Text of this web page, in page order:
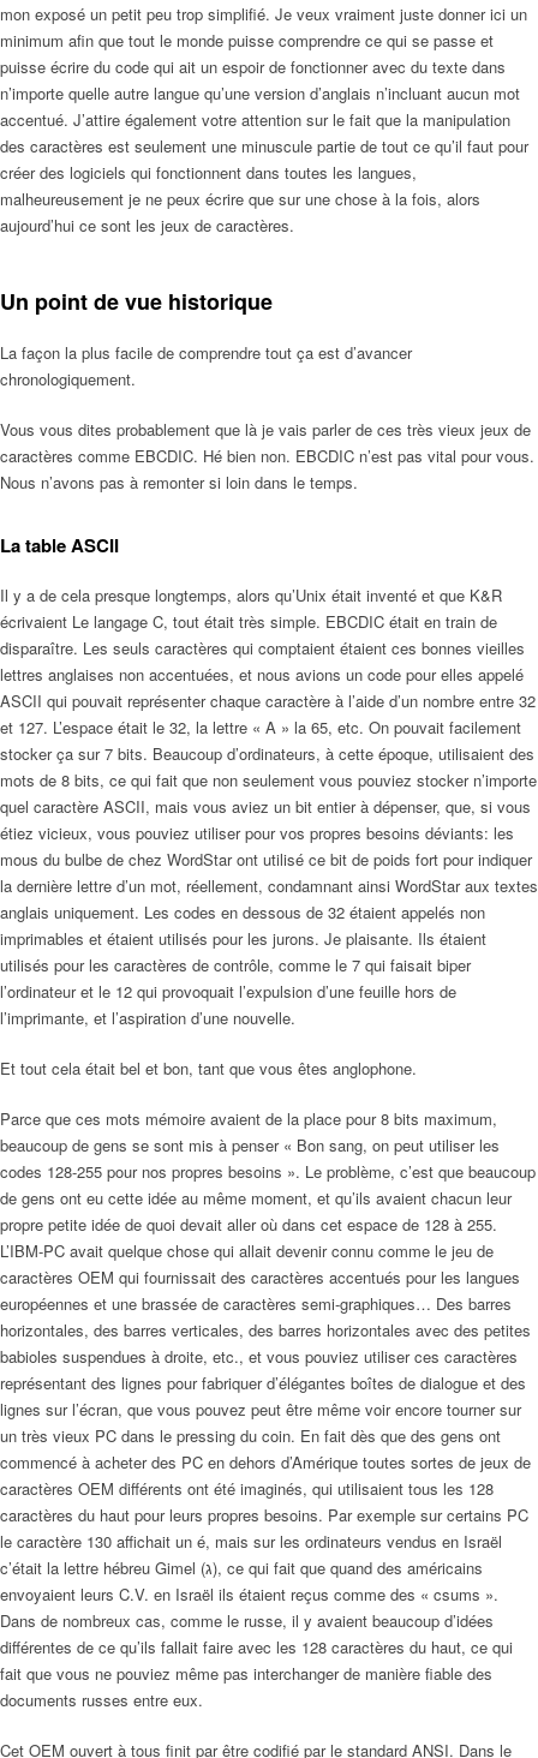
mon exposé un petit peu trop simplifié. Je veux vraiment juste donner ici un
minimum afin que tout le monde puisse comprendre ce qui se passe et
puisse écrire du code qui ait un espoir de fonctionner avec du texte dans
n’importe quelle autre langue qu’une version d’anglais n’incluant aucun mot
accentué. J’attire également votre attention sur le fait que la manipulation
des caractères est seulement une minuscule partie de tout ce qu’il faut pour
créer des logiciels qui fonctionnent dans toutes les langues,
malheureusement je ne peux écrire que sur une chose à la fois, alors
aujourd’hui ce sont les jeux de caractères.
Un point de vue historique
La façon la plus facile de comprendre tout ça est d’avancer
chronologiquement.
Vous vous dites probablement que là je vais parler de ces très vieux jeux de
caractères comme EBCDIC. Hé bien non. EBCDIC n’est pas vital pour vous.
Nous n’avons pas à remonter si loin dans le temps.
La table ASCII
Il y a de cela presque longtemps, alors qu’Unix était inventé et que K&R
écrivaient Le langage C, tout était très simple. EBCDIC était en train de
disparaître. Les seuls caractères qui comptaient étaient ces bonnes vieilles
lettres anglaises non accentuées, et nous avions un code pour elles appelé
ASCII qui pouvait représenter chaque caractère à l’aide d’un nombre entre 32
et 127. L’espace était le 32, la lettre « A » la 65, etc. On pouvait facilement
stocker ça sur 7 bits. Beaucoup d’ordinateurs, à cette époque, utilisaient des
mots de 8 bits, ce qui fait que non seulement vous pouviez stocker n’importe
quel caractère ASCII, mais vous aviez un bit entier à dépenser, que, si vous
étiez vicieux, vous pouviez utiliser pour vos propres besoins déviants: les
mous du bulbe de chez WordStar ont utilisé ce bit de poids fort pour indiquer
la dernière lettre d’un mot, réellement, condamnant ainsi WordStar aux textes
anglais uniquement. Les codes en dessous de 32 étaient appelés non
imprimables et étaient utilisés pour les jurons. Je plaisante. Ils étaient
utilisés pour les caractères de contrôle, comme le 7 qui faisait biper
l’ordinateur et le 12 qui provoquait l’expulsion d’une feuille hors de
l’imprimante, et l’aspiration d’une nouvelle.
Et tout cela était bel et bon, tant que vous êtes anglophone.
Parce que ces mots mémoire avaient de la place pour 8 bits maximum,
beaucoup de gens se sont mis à penser « Bon sang, on peut utiliser les
codes 128-255 pour nos propres besoins ». Le problème, c’est que beaucoup
de gens ont eu cette idée au même moment, et qu’ils avaient chacun leur
propre petite idée de quoi devait aller où dans cet espace de 128 à 255.
L’IBM-PC avait quelque chose qui allait devenir connu comme le jeu de
caractères OEM qui fournissait des caractères accentués pour les langues
européennes et une brassée de caractères semi-graphiques… Des barres
horizontales, des barres verticales, des barres horizontales avec des petites
babioles suspendues à droite, etc., et vous pouviez utiliser ces caractères
représentant des lignes pour fabriquer d’élégantes boîtes de dialogue et des
lignes sur l’écran, que vous pouvez peut être même voir encore tourner sur
un très vieux PC dans le pressing du coin. En fait dès que des gens ont
commencé à acheter des PC en dehors d’Amérique toutes sortes de jeux de
caractères OEM différents ont été imaginés, qui utilisaient tous les 128
caractères du haut pour leurs propres besoins. Par exemple sur certains PC
le caractère 130 affichait un é, mais sur les ordinateurs vendus en Israël
c’était la lettre hébreu Gimel (ג), ce qui fait que quand des américains
envoyaient leurs C.V. en Israël ils étaient reçus comme des « csums ».
Dans de nombreux cas, comme le russe, il y avaient beaucoup d’idées
différentes de ce qu’ils fallait faire avec les 128 caractères du haut, ce qui
fait que vous ne pouviez même pas interchanger de manière fiable des
documents russes entre eux.
Cet OEM ouvert à tous finit par être codifié par le standard ANSI. Dans le